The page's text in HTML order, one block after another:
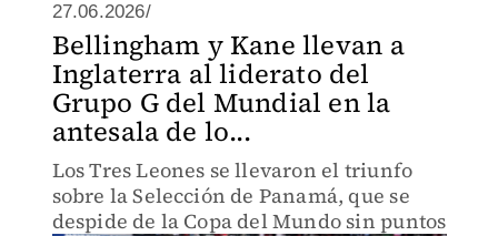
27.06.2026/
Bellingham y Kane llevan a
Inglaterra al liderato del
Grupo G del Mundial en la
antesala de lo...
Los Tres Leones se llevaron el triunfo
sobre la Selección de Panamá, que se
despide de la Copa del Mundo sin puntos